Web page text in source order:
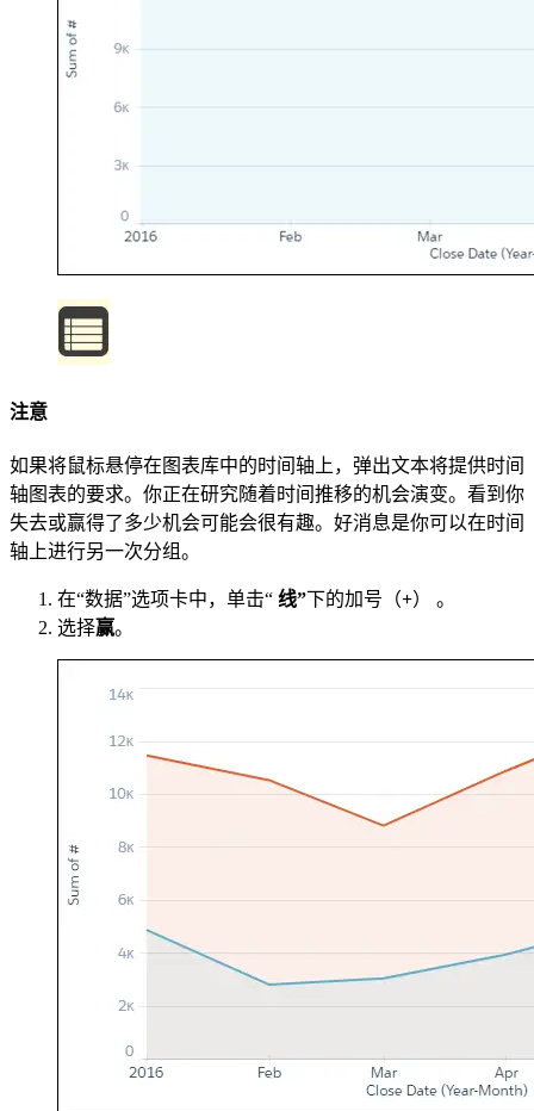
注意
如果将鼠标悬停在图表库中的时间轴上，弹出文本将提供时间
轴图表的要求。你正在研究随着时间推移的机会演变。看到你
失去或赢得了多少机会可能会很有趣。好消息是你可以在时间
轴上进行另一次分组。
在“数据”选项卡中，单击“ 线”下的加号（+） 。
选择赢。